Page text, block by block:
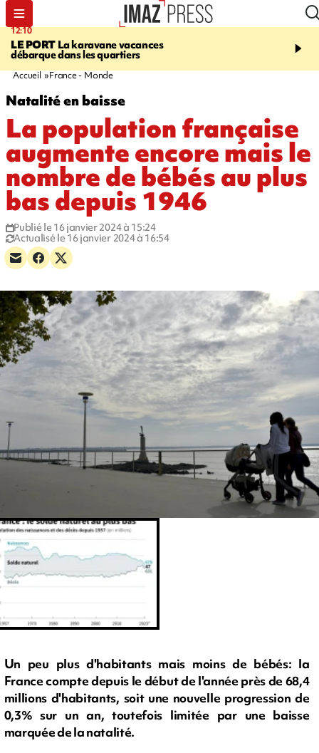
12:10
LE PORT La karavane vacances
débarque dans les quartiers
16:49
Un
bouledogue observé
Accueil France - Monde
Natalité en baisse
La population française
augmente encore mais le
nombre de bébés au plus
bas depuis 1946
Publié le 16 janvier 2024 à 15:24
Actualisé le 16 janvier 2024 à 16:54
Un peu plus d'habitants mais moins de bébés: la
France compte depuis le début de l'année près de 68,4
millions d'habitants, soit une nouvelle progression de
0,3% sur un an, toutefois limitée par une baisse
marquée de la natalité.